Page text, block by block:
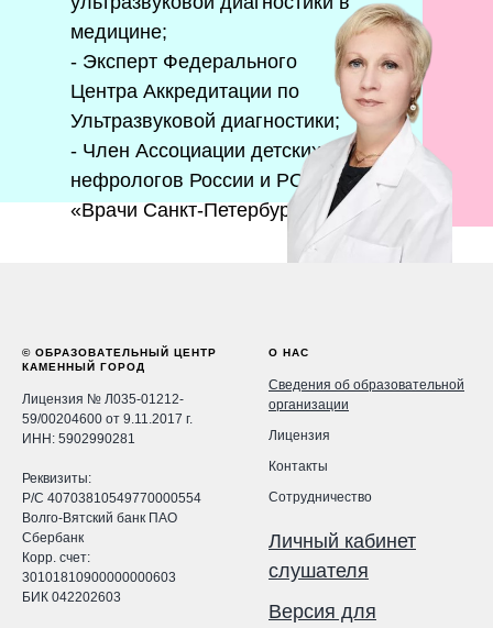
медицине;
- Эксперт Федерального
Центра Аккредитации по
Ультразвуковой диагностики;
- Член Ассоциации детских
нефрологов России и РОО
«Врачи Санкт-Петербурга».
© ОБРАЗОВАТЕЛЬНЫЙ ЦЕНТР
КАМЕННЫЙ ГОРОД
Лицензия № Л035-01212-
59/00204600 от 9.11.2017 г.
ИНН: 5902990281
Реквизиты:
Р/С 40703810549770000554
Волго-Вятский банк ПАО
Сбербанк
Корр. счет:
30101810900000000603
БИК 042202603
О НАС
Сведения об образовательной
организации
Лицензия
Контакты
Сотрудничество
Личный кабинет
слушателя
Версия для